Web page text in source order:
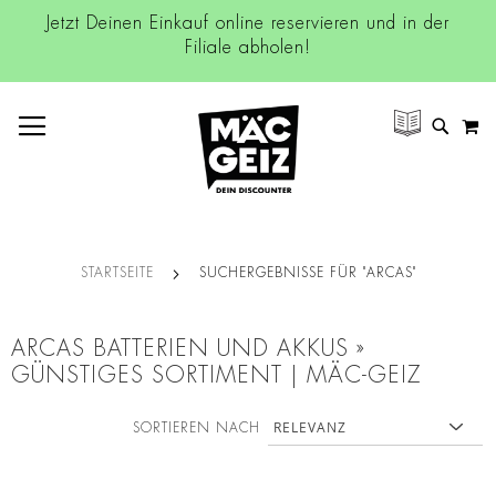
Jetzt Deinen Einkauf online reservieren und in der
Filiale abholen!
SUCHE
STARTSEITE SUCHERGEBNISSE FÜR "ARCAS"
ARCAS BATTERIEN UND AKKUS »
GÜNSTIGES SORTIMENT | MÄC-GEIZ
SORTIEREN NACH